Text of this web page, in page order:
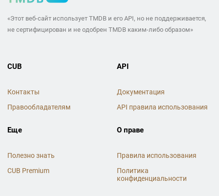
«Этот веб-сайт использует TMDB и его API, но не поддерживается,
не сертифицирован и не одобрен TMDB каким-либо образом»
CUB
Контакты
Правообладателям
API
Документация
API правила использования
Еще
Полезно знать
CUB Premium
О праве
Правила использования
Политика
конфиденциальности